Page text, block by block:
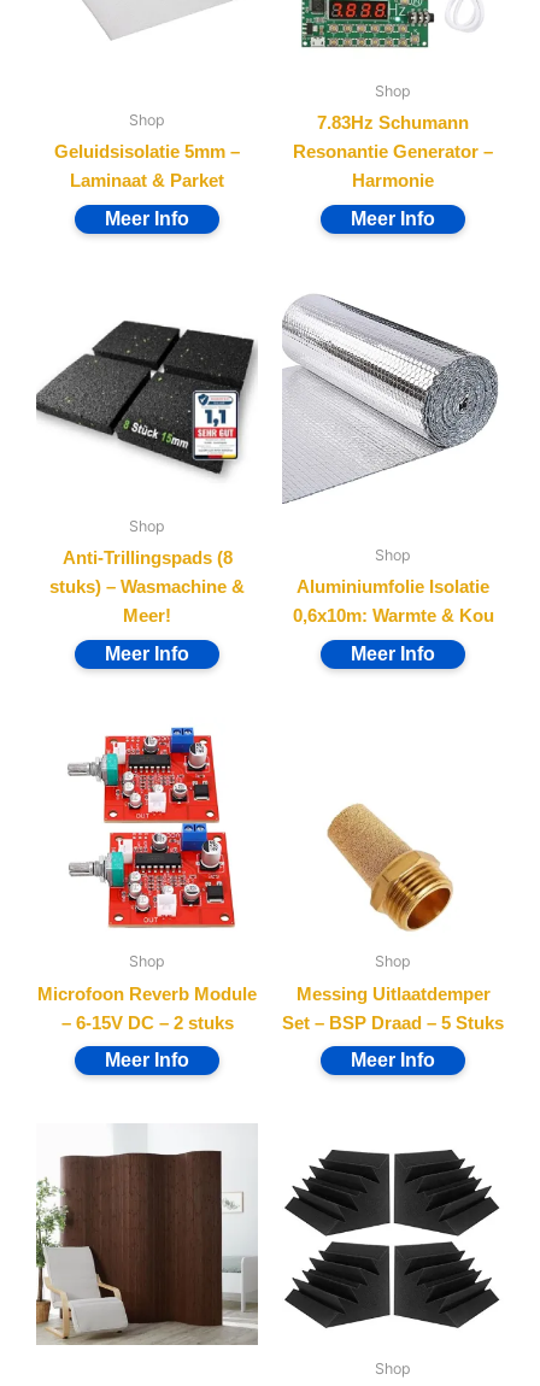
Shop
Geluidsisolatie 5mm –
Laminaat & Parket
Shop
7.83Hz Schumann
Resonantie Generator –
Harmonie
Shop
Anti-Trillingspads (8
stuks) – Wasmachine &
Meer!
Shop
Aluminiumfolie Isolatie
0,6x10m: Warmte & Kou
Shop
Microfoon Reverb Module
– 6-15V DC – 2 stuks
Shop
Messing Uitlaatdemper
Set – BSP Draad – 5 Stuks
Shop